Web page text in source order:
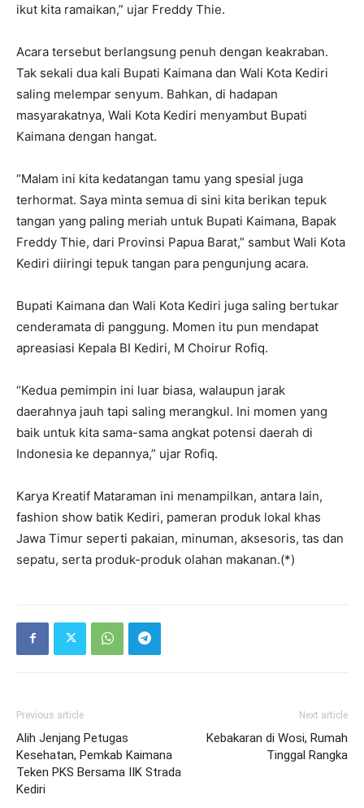
ikut kita ramaikan,” ujar Freddy Thie.
Acara tersebut berlangsung penuh dengan keakraban.
Tak sekali dua kali Bupati Kaimana dan Wali Kota Kediri
saling melempar senyum. Bahkan, di hadapan
masyarakatnya, Wali Kota Kediri menyambut Bupati
Kaimana dengan hangat.
“Malam ini kita kedatangan tamu yang spesial juga
terhormat. Saya minta semua di sini kita berikan tepuk
tangan yang paling meriah untuk Bupati Kaimana, Bapak
Freddy Thie, dari Provinsi Papua Barat,” sambut Wali Kota
Kediri diiringi tepuk tangan para pengunjung acara.
Bupati Kaimana dan Wali Kota Kediri juga saling bertukar
cenderamata di panggung. Momen itu pun mendapat
apreasiasi Kepala BI Kediri, M Choirur Rofiq.
“Kedua pemimpin ini luar biasa, walaupun jarak
daerahnya jauh tapi saling merangkul. Ini momen yang
baik untuk kita sama-sama angkat potensi daerah di
Indonesia ke depannya,” ujar Rofiq.
Karya Kreatif Mataraman ini menampilkan, antara lain,
fashion show batik Kediri, pameran produk lokal khas
Jawa Timur seperti pakaian, minuman, aksesoris, tas dan
sepatu, serta produk-produk olahan makanan.(*)
Previous article
Alih Jenjang Petugas
Kesehatan, Pemkab Kaimana
Teken PKS Bersama IIK Strada
Kediri
Next article
Kebakaran di Wosi, Rumah
Tinggal Rangka